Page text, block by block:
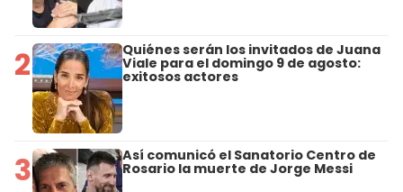
2 Quiénes serán los invitados de Juana
Viale para el domingo 9 de agosto:
exitosos actores
3 Así comunicó el Sanatorio Centro de
Rosario la muerte de Jorge Messi